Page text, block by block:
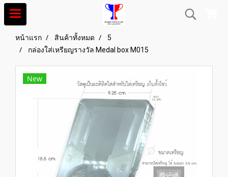
หน้าแรก สินค้าทั้งหมด
5
กล่องใส่เหรียญรางวัล Medal box M015
New